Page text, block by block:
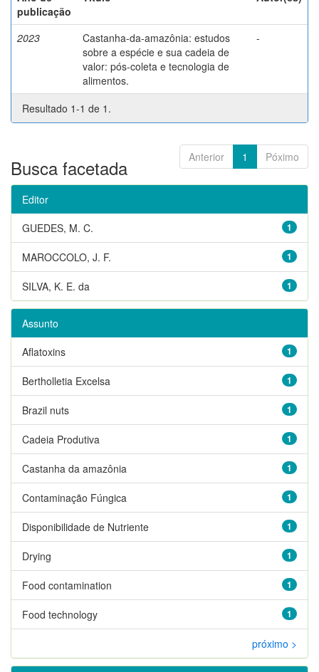
publicação
2023
Castanha-da-amazônia: estudos
sobre a espécie e sua cadeia de
valor: pós-coleta e tecnologia de
alimentos.
-
Resultado 1-1 de 1.
Anterior 1 Póximo
Busca facetada
Editor
1
GUEDES, M. C.
1
MAROCCOLO, J. F.
1
SILVA, K. E. da
Assunto
1
Aflatoxins
1
Bertholletia Excelsa
1
Brazil nuts
1
Cadeia Produtiva
1
Castanha da amazônia
1
Contaminação Fúngica
1
Disponibilidade de Nutriente
1
Drying
1
Food contamination
1
Food technology
próximo >